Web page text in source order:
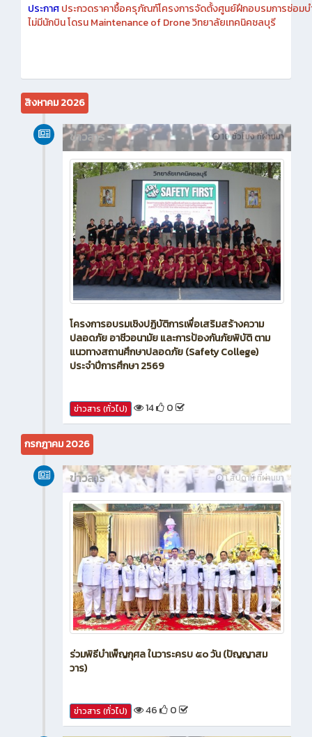
ประกาศประกวดราคาซื้อครุภัณฑ์โครงการจัดตั้งศูนย์ฝึกอบรมการซ่อมบ
ไม่มีนักบิน โดรน Maintenance of Drone วิทยาลัยเทคนิคชลบุรี
สิงหาคม 2026
10 ชั่วโมง ที่ผ่านมา
ข่าวสาร
โครงการอบรมเชิงปฏิบัติการเพื่อเสริมสร้างความ
ปลอดภัย อาชีวอนามัย และการป้องกันภัยพิบัติ ตาม
แนวทางสถานศึกษาปลอดภัย (Safety College)
ประจำปีการศึกษา 2569
ข่าวสาร (ทั่วไป) 14 0
กรกฎาคม 2026
1 สัปดาห์ ที่ผ่านมา
ข่าวสาร
ร่วมพิธีบำเพ็ญกุศล ในวาระครบ ๕๐ วัน (ปัญญาสม
วาร)
ข่าวสาร (ทั่วไป) 46 0